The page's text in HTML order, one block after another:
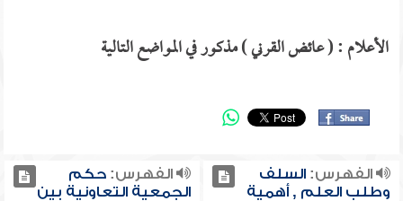
الأعلام : ( عائض القرني ) مذكور في المواضع التالية
الفهرس:السلف
وطلب العلم , أهمية
الفهرس:حكم
الجمعية التعاونية بين